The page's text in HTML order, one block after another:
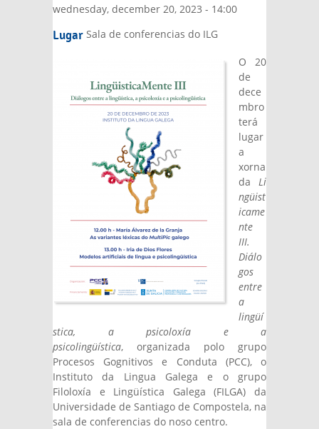
wednesday, december 20, 2023 - 14:00
Lugar Sala de conferencias do ILG
O 20
de
dece
mbro
terá
lugar
a
xorna
da Li
ngüist
icame
nte
III.
Diálo
gos
entre
a
lingüí
stica, a psicoloxía e a
psicolingüística, organizada polo grupo
Procesos Gognitivos e Conduta (PCC), o
Instituto da Lingua Galega e o grupo
Filoloxía e Lingüística Galega (FILGA) da
Universidade de Santiago de Compostela, na
sala de conferencias do noso centro.